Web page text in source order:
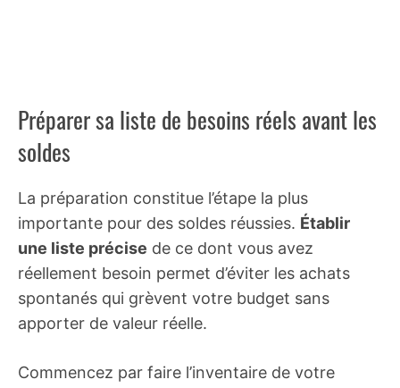
Préparer sa liste de besoins réels avant les
soldes
La préparation constitue l’étape la plus
importante pour des soldes réussies. Établir
une liste précise de ce dont vous avez
réellement besoin permet d’éviter les achats
spontanés qui grèvent votre budget sans
apporter de valeur réelle.
Commencez par faire l’inventaire de votre